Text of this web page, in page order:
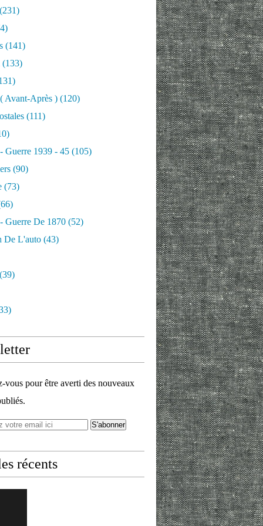
· 6.8K reactions | La Tactique du Gendarme
(231)
(141)
(133)
Avant-Après ) (120)
(111)
Guerre 1939 - 45 (105)
(90)
(73)
Guerre De 1870 (52)
De L'auto (43)
(39)
vous pour être averti des nouveaux
récents